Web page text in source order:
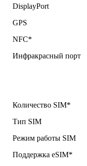
DisplayPort
GPS
NFC*
Инфракрасный порт
Количество SIM*
Тип SIM
Режим работы SIM
Поддержка eSIM*